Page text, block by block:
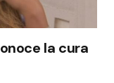
la cura